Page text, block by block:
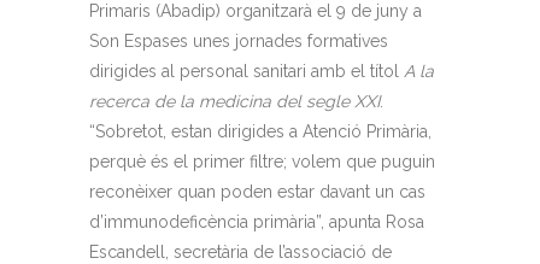
Primaris (Abadip) organitzarà el 9 de juny a
Son Espases unes jornades formatives
dirigides al personal sanitari amb el títol A la
recerca de la medicina del segle XXI.
“Sobretot, estan dirigides a Atenció Primària,
perquè és el primer filtre; volem que puguin
reconèixer quan poden estar davant un cas
d’immunodeficència primària”, apunta Rosa
Escandell, secretària de l’associació de